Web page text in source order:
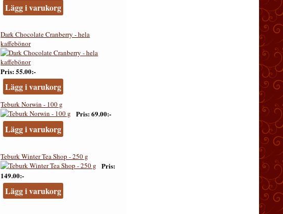
Lägg i varukorg
Dark Chocolate Cranberry - hela
kaffebönor
Pris 55.00:-
Lägg i varukorg
Teburk Norwin - 100 g
Pris 69.00:-
Lägg i varukorg
Teburk Winter Tea Shop - 250 g
Pris
149.00:-
Lägg i varukorg